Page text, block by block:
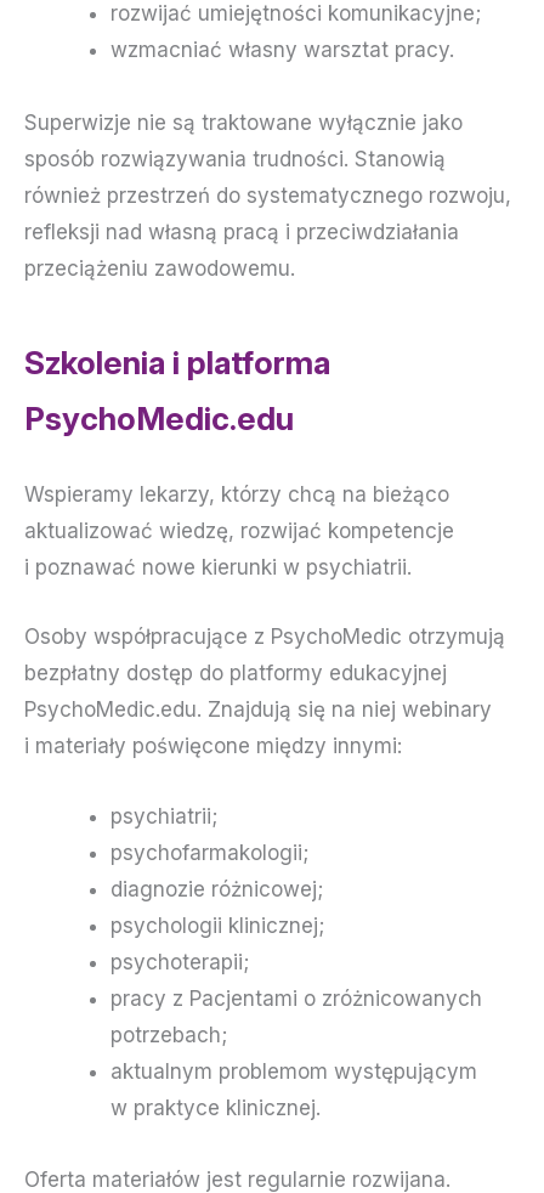
rozwijać umiejętności komunikacyjne;
wzmacniać własny warsztat pracy.
Superwizje nie są traktowane wyłącznie jako
sposób rozwiązywania trudności. Stanowią
również przestrzeń do systematycznego rozwoju,
refleksji nad własną pracą i przeciwdziałania
przeciążeniu zawodowemu.
Szkolenia i platforma
PsychoMedic.edu
Wspieramy lekarzy, którzy chcą na bieżąco
aktualizować wiedzę, rozwijać kompetencje
i poznawać nowe kierunki w psychiatrii.
Osoby współpracujące z PsychoMedic otrzymują
bezpłatny dostęp do platformy edukacyjnej
PsychoMedic.edu. Znajdują się na niej webinary
i materiały poświęcone między innymi:
psychiatrii;
psychofarmakologii;
diagnozie różnicowej;
psychologii klinicznej;
psychoterapii;
pracy z Pacjentami o zróżnicowanych
potrzebach;
aktualnym problemom występującym
w praktyce klinicznej.
Oferta materiałów jest regularnie rozwijana.